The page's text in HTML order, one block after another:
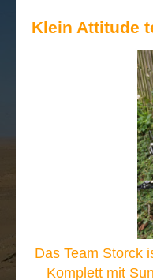
Klein Attitude
Das Team Storck
Komplett mit